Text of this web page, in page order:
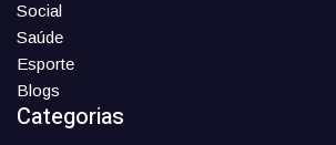
Social
Saúde
Esporte
Blogs
Categorias